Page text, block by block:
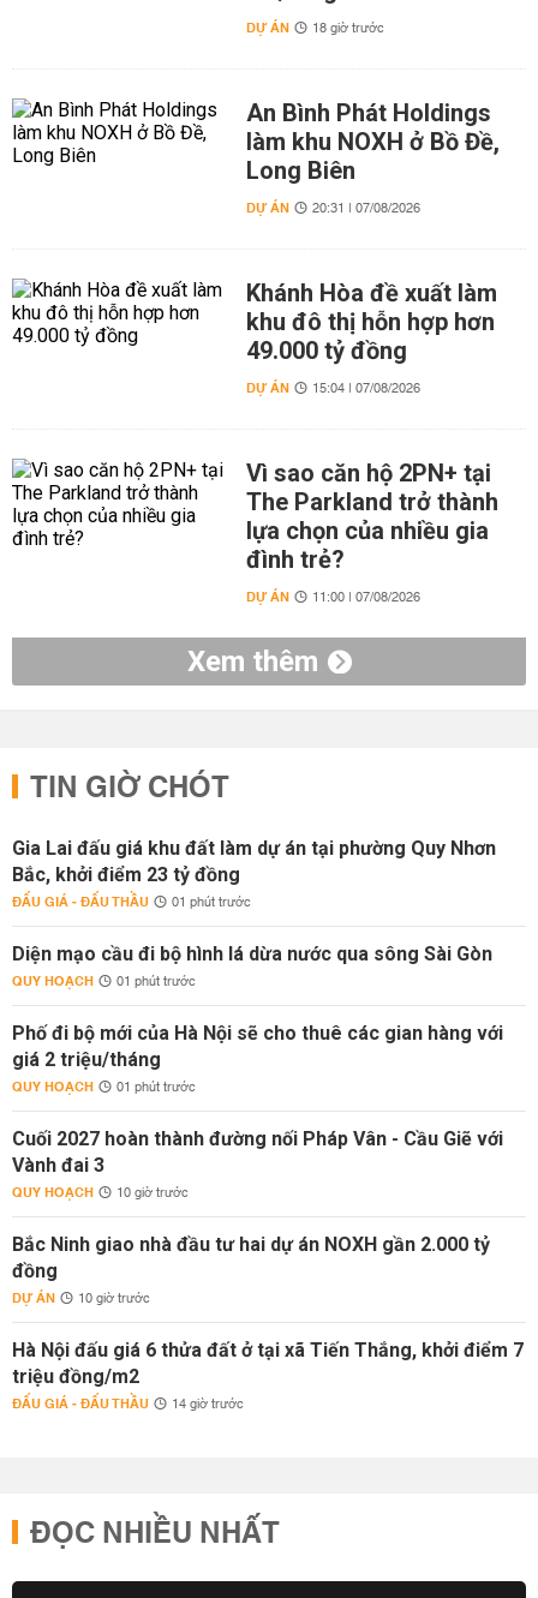
DỰ ÁN 18 giờ trước
An Bình Phát Holdings
làm khu NOXH ở Bồ Đề,
Long Biên
DỰ ÁN 20:31 | 07/08/2026
Khánh Hòa đề xuất làm
khu đô thị hỗn hợp hơn
49.000 tỷ đồng
DỰ ÁN 15:04 | 07/08/2026
Vì sao căn hộ 2PN+ tại
The Parkland trở thành
lựa chọn của nhiều gia
đình trẻ?
DỰ ÁN 11:00 | 07/08/2026
Xem thêm
TIN GIỜ CHÓT
Gia Lai đấu giá khu đất làm dự án tại phường Quy Nhơn
Bắc, khởi điểm 23 tỷ đồng
ĐẤU GIÁ - ĐẤU THẦU 01 phút trước
Diện mạo cầu đi bộ hình lá dừa nước qua sông Sài Gòn
QUY HOẠCH 01 phút trước
Phố đi bộ mới của Hà Nội sẽ cho thuê các gian hàng với
giá 2 triệu/tháng
QUY HOẠCH 01 phút trước
Cuối 2027 hoàn thành đường nối Pháp Vân - Cầu Giẽ với
Vành đai 3
QUY HOẠCH 10 giờ trước
Bắc Ninh giao nhà đầu tư hai dự án NOXH gần 2.000 tỷ
đồng
DỰ ÁN 10 giờ trước
Hà Nội đấu giá 6 thửa đất ở tại xã Tiến Thắng, khởi điểm 7
triệu đồng/m2
ĐẤU GIÁ - ĐẤU THẦU 14 giờ trước
ĐỌC NHIỀU NHẤT